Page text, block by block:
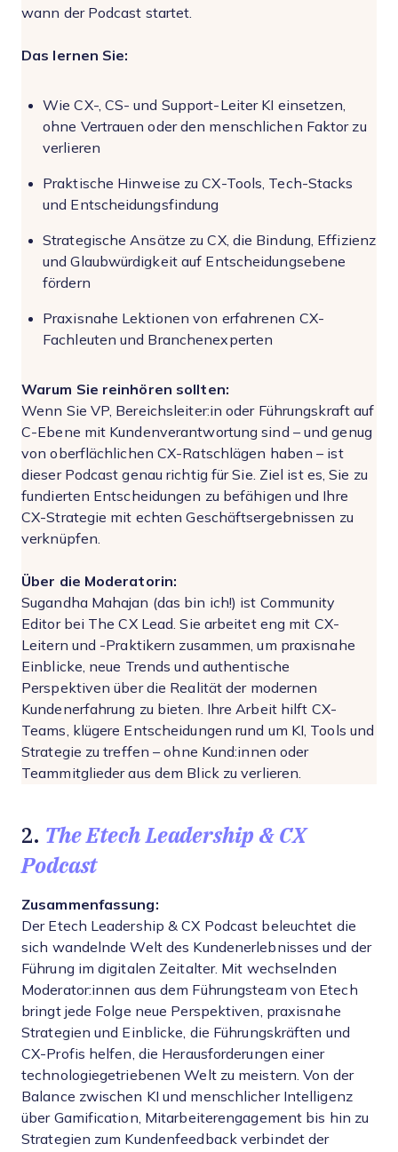
wann der Podcast startet.
Das lernen Sie:
Wie CX-, CS- und Support-Leiter KI einsetzen,
ohne Vertrauen oder den menschlichen Faktor zu
verlieren
Praktische Hinweise zu CX-Tools, Tech-Stacks
und Entscheidungsfindung
Strategische Ansätze zu CX, die Bindung, Effizienz
und Glaubwürdigkeit auf Entscheidungsebene
fördern
Praxisnahe Lektionen von erfahrenen CX-
Fachleuten und Branchenexperten
Warum Sie reinhören sollten:
Wenn Sie VP, Bereichsleiter:in oder Führungskraft auf
C-Ebene mit Kundenverantwortung sind – und genug
von oberflächlichen CX-Ratschlägen haben – ist
dieser Podcast genau richtig für Sie. Ziel ist es, Sie zu
fundierten Entscheidungen zu befähigen und Ihre
CX-Strategie mit echten Geschäftsergebnissen zu
verknüpfen.
Über die Moderatorin:
Sugandha Mahajan (das bin ich!) ist Community
Editor bei The CX Lead. Sie arbeitet eng mit CX-
Leitern und -Praktikern zusammen, um praxisnahe
Einblicke, neue Trends und authentische
Perspektiven über die Realität der modernen
Kundenerfahrung zu bieten. Ihre Arbeit hilft CX-
Teams, klügere Entscheidungen rund um KI, Tools und
Strategie zu treffen – ohne Kund:innen oder
Teammitglieder aus dem Blick zu verlieren.
2. The Etech Leadership & CX
Podcast
Zusammenfassung:
Der Etech Leadership & CX Podcast beleuchtet die
sich wandelnde Welt des Kundenerlebnisses und der
Führung im digitalen Zeitalter. Mit wechselnden
Moderator:innen aus dem Führungsteam von Etech
bringt jede Folge neue Perspektiven, praxisnahe
Strategien und Einblicke, die Führungskräften und
CX-Profis helfen, die Herausforderungen einer
technologiegetriebenen Welt zu meistern. Von der
Balance zwischen KI und menschlicher Intelligenz
über Gamification, Mitarbeiterengagement bis hin zu
Strategien zum Kundenfeedback verbindet der